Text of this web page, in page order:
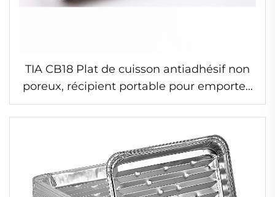
TIA CB18 Plat de cuisson antiadhésif non
poreux, récipient portable pour emporter,
récipient en aluminium, emballage en
feuille d'aluminium